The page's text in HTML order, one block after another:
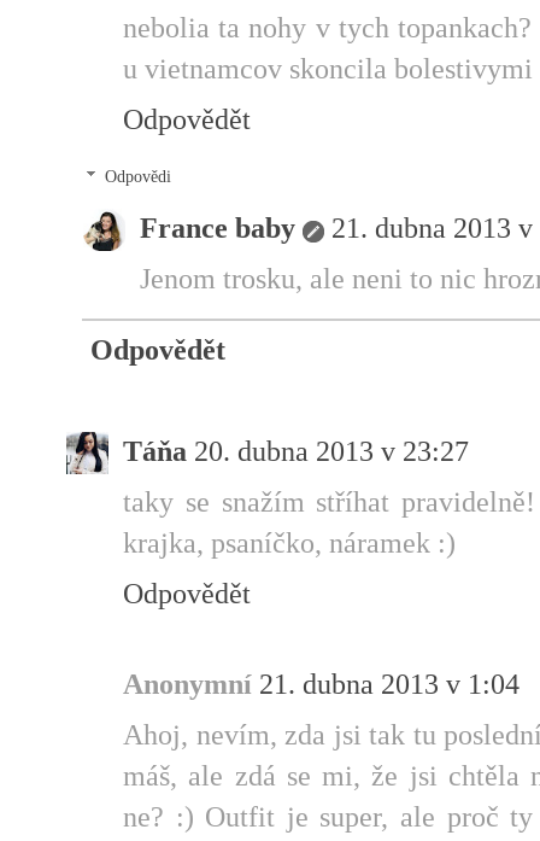
nebolia ta nohy v tych
u vietnamcov skoncila
Odpovědět
Odpovědi
France baby
21. dubna 2013
Jenom trosku, ale neni to nic
Odpovědět
Táňa 20. dubna 2013 v 23:27
taky se snažím stříhat
krajka, psaníčko, náramek :)
Odpovědět
Anonymní 21. dubna 2013 v 1:04
Ahoj, nevím, zda jsi tak tu
máš, ale zdá se mi, že jsi chtěla
ne? :) Outfit je super, ale proč